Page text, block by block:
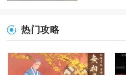
热门攻略